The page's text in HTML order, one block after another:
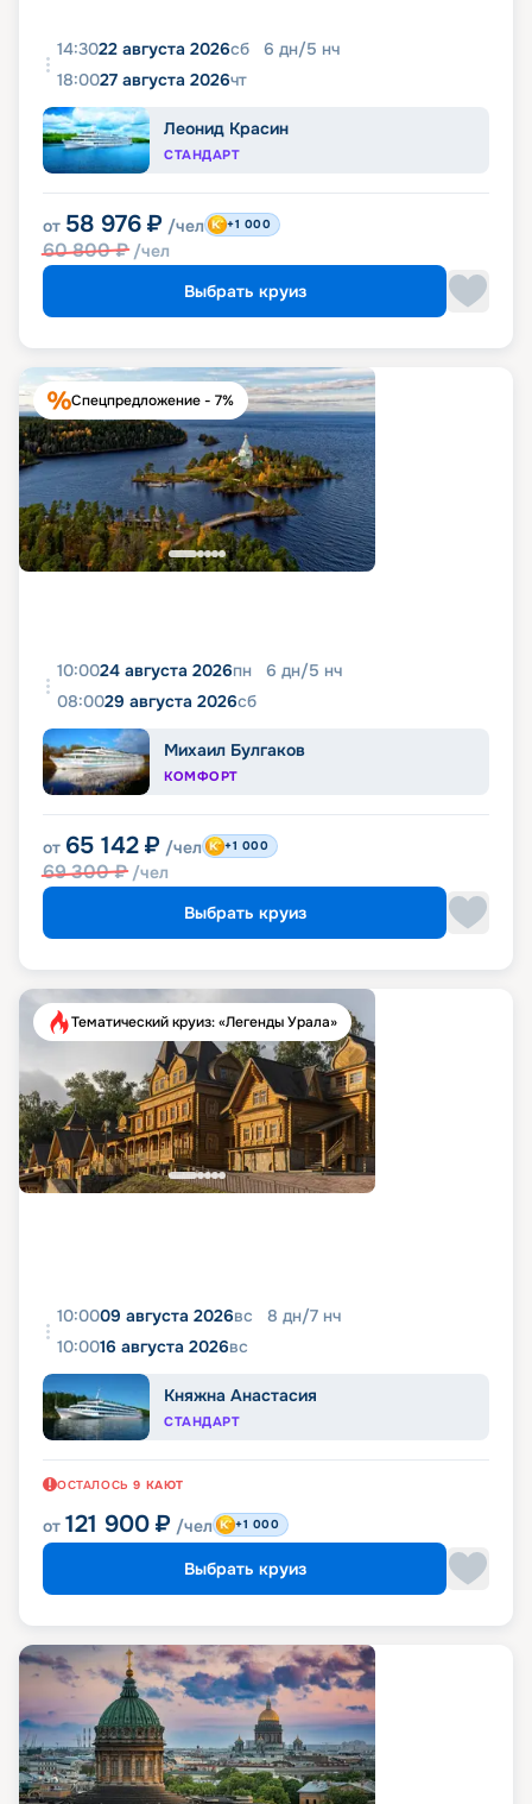
14:3022 августа 2026сб 6 дн/5 нч
18:0027 августа 2026чт
Леонид Красин
СТАНДАРТ
от 58 976 ₽ /чел
60 800₽ /чел
+1 000
Выбрать круиз
Спецпредложение - 7%
10:0024 августа 2026пн 6 дн/5 нч
08:0029 августа 2026сб
Михаил Булгаков
КОМФОРТ
от 65 142 ₽ /чел
69 300₽ /чел
+1 000
Выбрать круиз
Тематический круиз: «Легенды Урала»
10:0009 августа 2026вс 8 дн/7 нч
10:0016 августа 2026вс
Княжна Анастасия
СТАНДАРТ
ОСТАЛОСЬ 9 КАЮТ
от 121 900 ₽ /чел +1 000
Выбрать круиз